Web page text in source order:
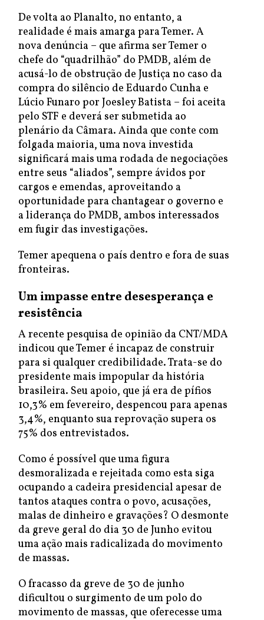
De volta ao Planalto, no entanto, a
realidade é mais amarga para Temer. A
nova denúncia – que afirma ser Temer o
chefe do “quadrilhão” do PMDB, além de
acusá-lo de obstrução de Justiça no caso da
compra do silêncio de Eduardo Cunha e
Lúcio Funaro por Joesley Batista – foi aceita
pelo STF e deverá ser submetida ao
plenário da Câmara. Ainda que conte com
folgada maioria, uma nova investida
significará mais uma rodada de negociações
entre seus “aliados”, sempre ávidos por
cargos e emendas, aproveitando a
oportunidade para chantagear o governo e
a liderança do PMDB, ambos interessados
em fugir das investigações.
Temer apequena o país dentro e fora de suas
fronteiras.
Um impasse entre desesperança e
resistência
A recente pesquisa de opinião da CNT/MDA
indicou que Temer é incapaz de construir
para si qualquer credibilidade. Trata-se do
presidente mais impopular da história
brasileira. Seu apoio, que já era de pífios
10,3% em fevereiro, despencou para apenas
3,4%, enquanto sua reprovação supera os
75% dos entrevistados.
Como é possível que uma figura
desmoralizada e rejeitada como esta siga
ocupando a cadeira presidencial apesar de
tantos ataques contra o povo, acusações,
malas de dinheiro e gravações? O desmonte
da greve geral do dia 30 de Junho evitou
uma ação mais radicalizada do movimento
de massas.
O fracasso da greve de 30 de junho
dificultou o surgimento de um polo do
movimento de massas, que oferecesse uma